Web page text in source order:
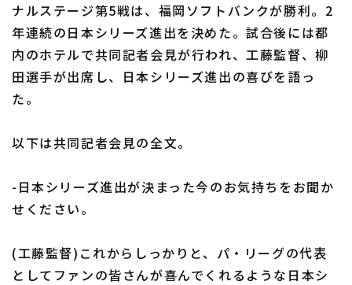
交流戦
埼玉西武ライオンズ
千葉ロッテマリーンズ
設定
ナルステージ第5戦は、福岡ソフトバンクが勝利。2
年連続の日本シリーズ進出を決めた。試合後には都
内のホテルで共同記者会見が行われ、工藤監督、柳
田選手が出席し、日本シリーズ進出の喜びを語っ
た。
以下は共同記者会見の全文。
-日本シリーズ進出が決まった今のお気持ちをお聞か
せください。
(工藤監督)これからしっかりと、パ・リーグの代表
としてファンの皆さんが喜んでくれるような日本シ